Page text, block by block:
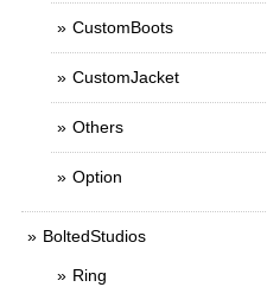
CustomBoots
CustomJacket
Others
Option
BoltedStudios
Ring